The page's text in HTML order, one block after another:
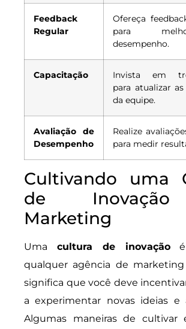
Feedback
Regular
Ofereça
para
desempenho.
Capacitação
Invista em
para atualizar
da equipe.
Avaliação de
Desempenho
Realize
para medir
Cultivando uma
de
Marketing
Uma cultura de inovaçãoé
qualquer agência de
significa que você deve
a experimentar novas ideias e
Algumas maneiras de cultivar